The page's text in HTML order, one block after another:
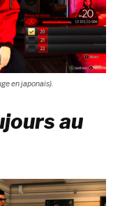
en japonais).
au